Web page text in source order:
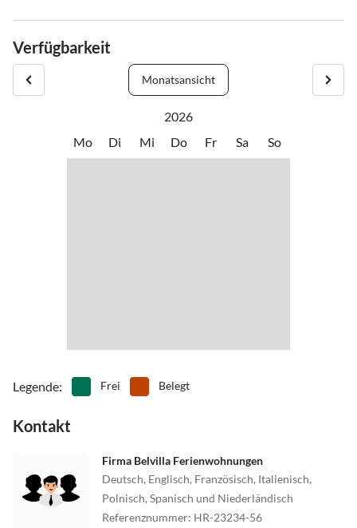
Verfügbarkeit
Monatsansicht
2026
Mo
Di Mi Do Fr Sa So
Legende: Frei Belegt
Kontakt
Firma Belvilla Ferienwohnungen
Deutsch, Englisch, Französisch, Italienisch,
Polnisch, Spanisch und Niederländisch
Referenznummer: HR-23234-56